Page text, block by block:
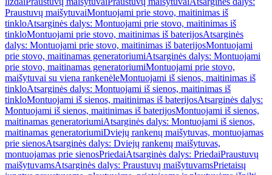
Praustuvų maišytuvaiMontuojami prie stovo, maitinimas iš
tinkloAtsarginės dalys: Montuojami prie stovo, maitinimas iš
tinkloMontuojami prie stovo, maitinimas iš baterijosAtsarginės
dalys: Montuojami prie stovo, maitinimas iš baterijosMontuojami
prie stovo, maitinamas generatoriumiAtsarginės dalys: Montuojami
prie stovo, maitinamas generatoriumiMontuojami prie stovo,
maišytuvai su viena rankenėleMontuojami iš sienos, maitinimas iš
tinkloAtsarginės dalys: Montuojami iš sienos, maitinimas iš
tinkloMontuojami iš sienos, maitinimas iš baterijosAtsarginės dalys:
Montuojami iš sienos, maitinimas iš baterijosMontuojami iš sienos,
maitinamas generatoriumiAtsarginės dalys: Montuojami iš sienos,
maitinamas generatoriumiDviejų rankenų maišytuvas, montuojamas
prie sienosAtsarginės dalys: Dviejų rankenų maišytuvas,
montuojamas prie sienosPriedaiAtsarginės dalys: PriedaiPraustuvų
maišytuvamsAtsarginės dalys: Praustuvų maišytuvamsPrietaisų